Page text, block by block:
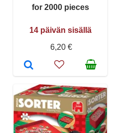
for 2000 pieces
14 päivän sisällä
6,20 €